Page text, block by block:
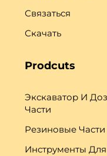
Связаться
Скачать
Prodcuts
Экскаватор И
Части
Резиновые Части
Инструменты